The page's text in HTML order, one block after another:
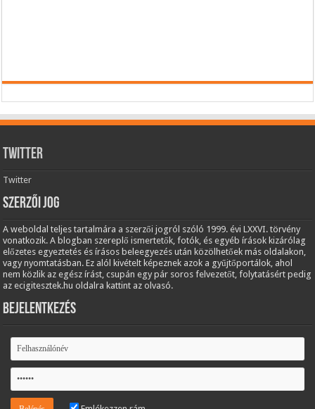
Twitter
Twitter
Szerzői jog
A weboldal teljes tartalmára a szerzői jogról szóló 1999. évi LXXVI. törvény
vonatkozik. A blogban szereplő ismertetők, fotók, és egyéb írások kizárólag
előzetes egyeztetés és írásos beleegyezés után közölhetőek más oldalakon,
vagy nyomtatásban. Ez alól kivételt képeznek azok a gyűjtőportálok, ahol
nem közlik az egész írást, csupán egy pár soros felvezetőt, folytatásért pedig
az ecigitesztek.hu oldalra kattint az olvasó.
Bejelentkezés